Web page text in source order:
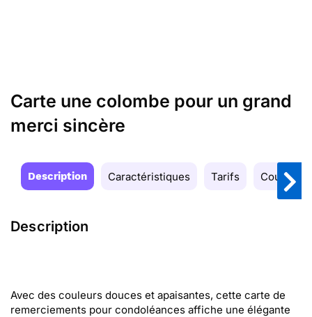
Carte une colombe pour un grand
merci sincère
Description Caractéristiques Tarifs Couleurs
Description
Avec des couleurs douces et apaisantes, cette carte de
remerciements pour condoléances affiche une élégante